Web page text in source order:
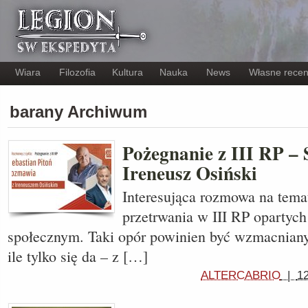
Wiara Filozofia Kultura Nauka News Własne
barany Archiwum
Pożegnanie z III RP –
Ireneusz Osiński
Interesująca rozmowa na
przetrwania w III RP
społecznym. Taki opór powinien być
ile tylko się da – z […]
ALTERCABRIO |